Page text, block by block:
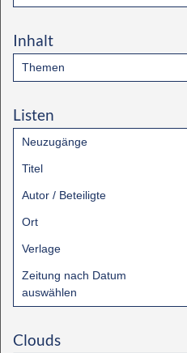
Inhalt
Themen
Listen
Neuzugänge
Titel
Autor / Beteiligte
Ort
Verlage
Zeitung nach Datum
auswählen
Clouds